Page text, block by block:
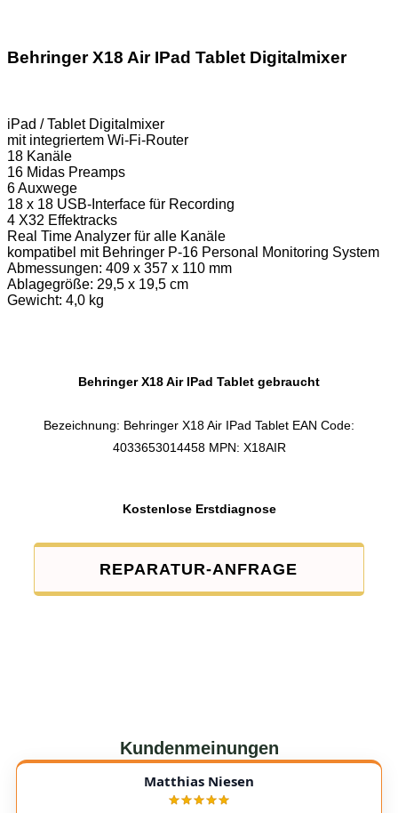
Behringer X18 Air IPad Tablet Digitalmixer
iPad / Tablet Digitalmixer
mit integriertem Wi-Fi-Router
18 Kanäle
16 Midas Preamps
6 Auxwege
18 x 18 USB-Interface für Recording
4 X32 Effektracks
Real Time Analyzer für alle Kanäle
kompatibel mit Behringer P-16 Personal Monitoring System
Abmessungen: 409 x 357 x 110 mm
Ablagegröße: 29,5 x 19,5 cm
Gewicht: 4,0 kg
Behringer X18 Air IPad Tablet gebraucht
Bezeichnung: Behringer X18 Air IPad Tablet EAN Code:
4033653014458 MPN: X18AIR
Kostenlose Erstdiagnose
REPARATUR-ANFRAGE
Kundenmeinungen
Matthias Niesen